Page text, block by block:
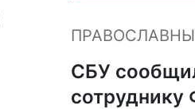
СБУ
сотруднику